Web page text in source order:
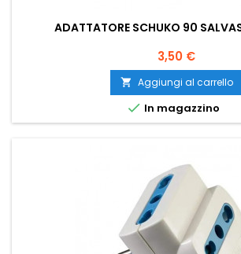
ADATTATORE SCHUKO 90
Prezzo
3,50 €
 Aggiungi al carrello
 In magazzino